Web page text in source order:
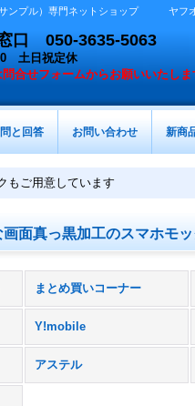
サンプル）専門ネットショップ ヤフ
口 050-3635-5063
土日祝定休
合せフォームからお願いいたしま
と回答 お問い合わせ 新商
もご用意しています
面真っ黒加工のスマホモ
まとめ買いコーナー
Y!mobile
アステル